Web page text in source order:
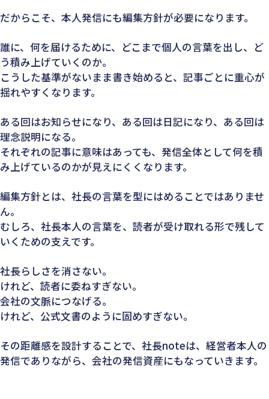
だからこそ、本人発信にも編集方針が必要になります。
誰に、何を届けるために、どこまで個人の言葉を出し、ど
う積み上げていくのか。
こうした基準がないまま書き始めると、記事ごとに重心が
揺れやすくなります。
ある回はお知らせになり、ある回は日記になり、ある回は
理念説明になる。
それぞれの記事に意味はあっても、発信全体として何を積
み上げているのかが見えにくくなります。
編集方針とは、社長の言葉を型にはめることではありませ
ん。
むしろ、社長本人の言葉を、読者が受け取れる形で残して
いくための支えです。
社長らしさを消さない。
けれど、読者に委ねすぎない。
会社の文脈につなげる。
けれど、公式文書のように固めすぎない。
その距離感を設計することで、社長noteは、経営者本人の
発信でありながら、会社の発信資産にもなっていきます。